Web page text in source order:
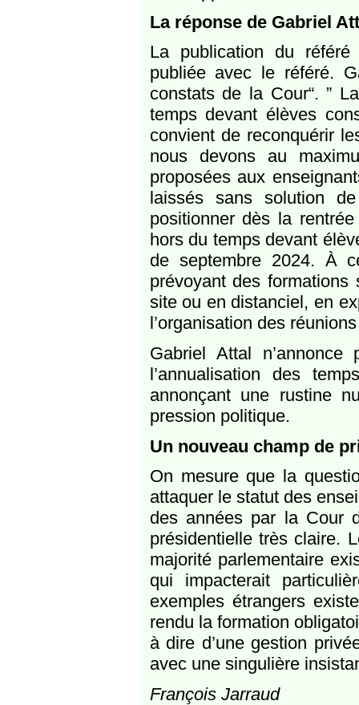
La réponse de Gabriel
La publication du
publiée avec le référé.
constats de la Cour“. ”
temps devant élèves
convient de reconquérir
nous devons au
proposées aux
laissés sans solution
positionner dès la
hors du temps devant
de septembre 2024. À
prévoyant des formations
site ou en distanciel, en
l’organisation des
Gabriel Attal
l’annualisation des
annonçant une rustine
pression politique.
Un nouveau champ de
On mesure que la
attaquer le statut des
des années par la Cour
présidentielle très claire.
majorité parlementaire
qui impacterait
exemples étrangers
rendu la formation
à dire d’une gestion
avec une singulière
François Jarraud